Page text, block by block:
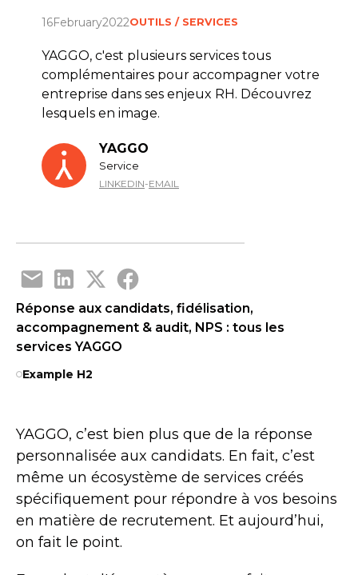
16February2022OUTILS / SERVICES
YAGGO, c'est plusieurs services tous
complémentaires pour accompagner votre
entreprise dans ses enjeux RH. Découvrez
lesquels en image.
YAGGO
Service
LINKEDIN-EMAIL
YAGGO, c’est bien plus que de la réponse
personnalisée aux candidats. En fait, c’est
même un écosystème de services créés
spécifiquement pour répondre à vos besoins
en matière de recrutement. Et aujourd’hui,
on fait le point.
Réponse aux candidats, fidélisation,
accompagnement & audit, NPS : tous les
services YAGGO
Example H2